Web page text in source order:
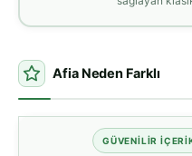
Afia Neden Farklı
GÜVENILIR